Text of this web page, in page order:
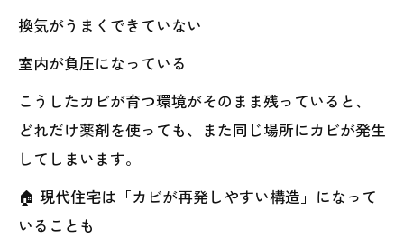
換気がうまくできていない
室内が負圧になっている
こうしたカビが育つ環境がそのまま残っていると、
どれだけ薬剤を使っても、また同じ場所にカビが発生
してしまいます。
🏠 現代住宅は「カビが再発しやすい構造」になって
いることも